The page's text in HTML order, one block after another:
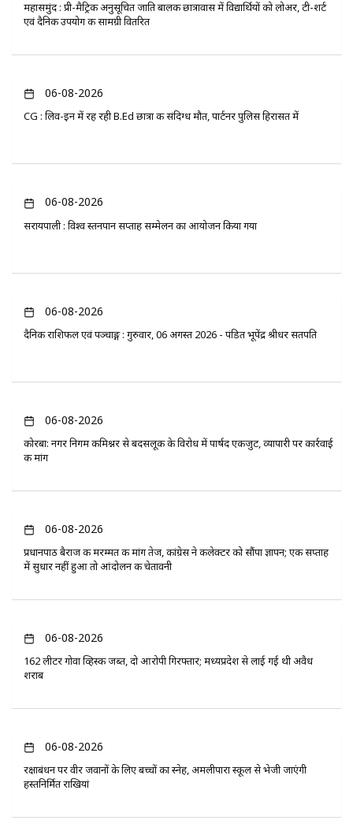
महासमुंद : प्री-मैट्रिक अनुसूचित जाति बालक छात्रावास में विद्यार्थियों को लोअर, टी-शर्ट
एवं दैनिक उपयोग की सामग्री वितरित
06-08-2026
CG : लिव-इन में रह रही B.Ed छात्रा की संदिग्ध मौत, पार्टनर पुलिस हिरासत में
06-08-2026
सरायपाली : विश्व स्तनपान सप्ताह सम्मेलन का आयोजन किया गया
06-08-2026
दैनिक राशिफल एवं पञ्चाङ्ग : गुरुवार, 06 अगस्त 2026 - पंडित भूपेंद्र श्रीधर सतपति
06-08-2026
कोरबा: नगर निगम कमिश्नर से बदसलूकी के विरोध में पार्षद एकजुट, व्यापारी पर कार्रवाई
की मांग
06-08-2026
प्रधानपाठ बैराज की मरम्मत की मांग तेज, कांग्रेस ने कलेक्टर को सौंपा ज्ञापन; एक सप्ताह
में सुधार नहीं हुआ तो आंदोलन की चेतावनी
06-08-2026
162 लीटर गोवा व्हिस्की जब्त, दो आरोपी गिरफ्तार; मध्यप्रदेश से लाई गई थी अवैध
शराब
06-08-2026
रक्षाबंधन पर वीर जवानों के लिए बच्चों का स्नेह, अमलीपारा स्कूल से भेजी जाएंगी
हस्तनिर्मित राखियां